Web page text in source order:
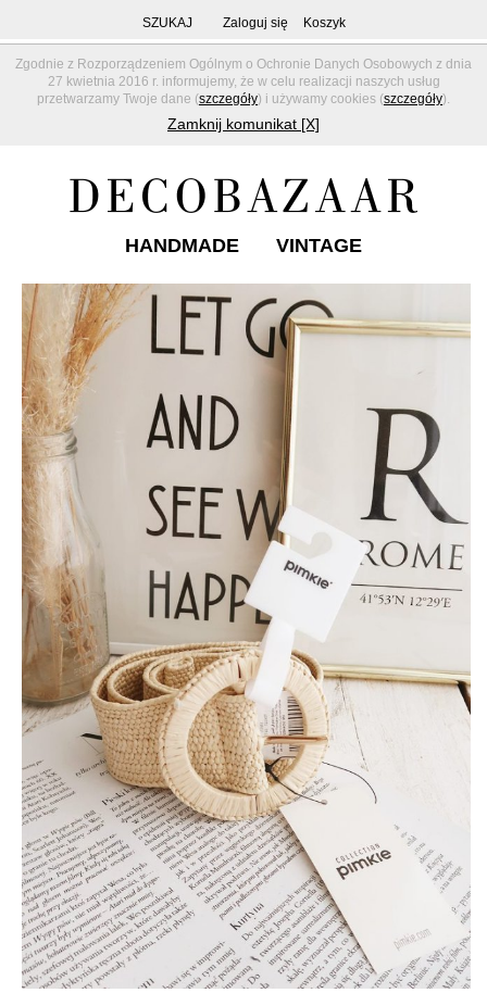
Zgodnie z Rozporządzeniem Ogólnym o Ochronie Danych Osobowych z dnia
27 kwietnia 2016 r. informujemy, że w celu realizacji naszych usług
przetwarzamy Twoje dane (szczegóły) i używamy cookies (szczegóły).
Zamknij komunikat [X]
SZUKAJ Zaloguj się Koszyk
HANDMADE VINTAGE